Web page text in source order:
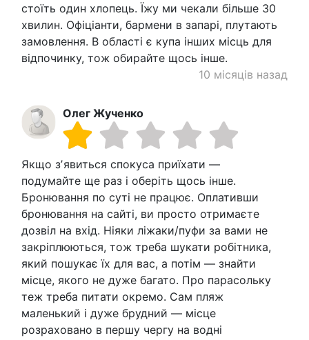
стоїть один хлопець. Їжу ми чекали більше 30
хвилин. Офіціанти, бармени в запарі, плутають
замовлення. В області є купа інших місць для
відпочинку, тож обирайте щось інше.
10 місяців назад
Олег Жученко
Якщо зʼявиться спокуса приїхати —
подумайте ще раз і оберіть щось інше.
Бронювання по суті не працює. Оплативши
бронювання на сайті, ви просто отримаєте
дозвіл на вхід. Ніяки ліжаки/пуфи за вами не
закріплюються, тож треба шукати робітника,
який пошукає їх для вас, а потім — знайти
місце, якого не дуже багато. Про парасольку
теж треба питати окремо. Сам пляж
маленький і дуже брудний — місце
розраховано в першу чергу на водні